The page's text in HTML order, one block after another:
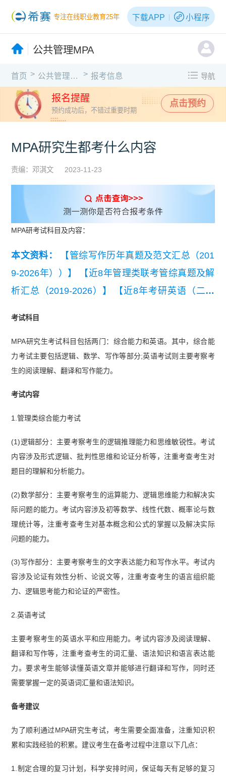
专注在线职业教育25年 下载APP 小程序
公共管理MPA
首页 > 公共管理MPA > 报考信息 导航
报名提醒
预约成功后，不错过重要时期
点击预约
MPA研究生都考什么内容
责编：邓淇文 2023-11-23
MPA研考试科目及内容：
本文资料：
【管综写作历年真题及范文汇总（201
9-2026年））】
【近8年管理类联考管综真题及解
析汇总（2019-2026）】
【近8年考研英语（二）
考试科目
MPA研究生考试科目包括两门：综合能力和英语。其中，综合能
力考试主要包括逻辑、数学、写作等部分;英语考试则主要考察考
生的阅读理解、翻译和写作能力。
考试内容
1.管理类综合能力考试
(1)逻辑部分：主要考察考生的逻辑推理能力和思维敏锐性。考试
内容涉及形式逻辑、批判性思维和论证分析等，注重考查考生对
题目的理解和分析能力。
(2)数学部分：主要考察考生的运算能力、逻辑思维能力和解决实
际问题的能力。考试内容涉及初等数学、线性代数、概率论与数
理统计等，注重考查考生对基本概念和公式的掌握以及解决实际
问题的能力。
(3)写作部分：主要考察考生的文字表达能力和写作水平。考试内
容涉及论证有效性分析、论说文等，注重考查考生的语言组织能
力、逻辑思考能力和论证的严密性。
2.英语考试
主要考察考生的英语水平和应用能力。考试内容涉及阅读理解、
翻译和写作等，注重考查考生的词汇量、语法知识和语言表达能
力。要求考生能够读懂英语文章并能够进行翻译和写作，同时还
需要掌握一定的英语词汇量和语法知识。
备考建议
为了顺利通过MPA研究生考试，考生需要全面准备，注重知识积
累和实践经验的积累。建议考生在备考过程中注意以下几点：
1.制定合理的复习计划，科学安排时间，保证每天有足够的复习